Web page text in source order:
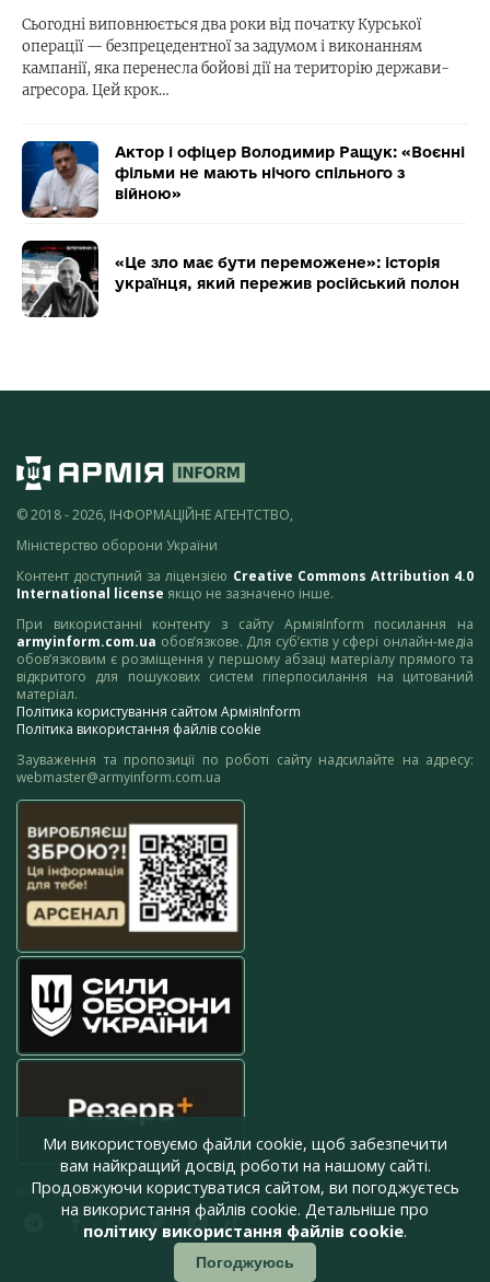
Сьогодні виповнюється два роки від початку Курської
операції — безпрецедентної за задумом і виконанням
кампанії, яка перенесла бойові дії на територію держави-
агресора. Цей крок…
Актор і офіцер Володимир Ращук: «Воєнні
фільми не мають нічого спільного з
війною»
«Це зло має бути переможене»: історія
українця, який пережив російський полон
© 2018 - 2026, ІНФОРМАЦІЙНЕ АГЕНТСТВО,
Міністерство оборони України
Контент доступний за ліцензією Creative Commons Attribution 4.0
International license якщо не зазначено інше.
При використанні контенту з сайту АрміяInform посилання на
armyinform.com.ua обов’язкове. Для суб’єктів у сфері онлайн-медіа
обов’язковим є розміщення у першому абзаці матеріалу прямого та
відкритого для пошукових систем гіперпосилання на цитований
матеріал.
Політика користування сайтом АрміяInform
Політика використання файлів cookie
Зауваження та пропозиції по роботі сайту надсилайте на адресу:
webmaster@armyinform.com.ua
press@armyinform.com.ua
Ми використовуємо файли cookie, щоб забезпечити
вам найкращий досвід роботи на нашому сайті.
Продовжуючи користуватися сайтом, ви погоджуєтесь
на використання файлів cookie. Детальніше про
політику використання файлів cookie.
Погоджуюсь